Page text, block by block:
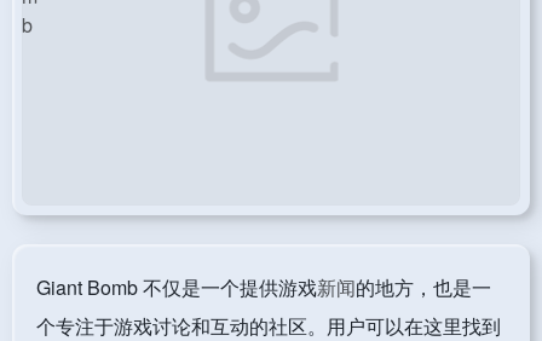
Giant Bomb 不仅是一个提供游戏新闻的地方，也是一
个专注于游戏讨论和互动的社区。用户可以在这里找到